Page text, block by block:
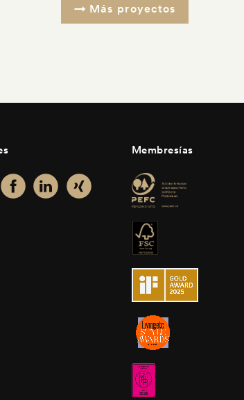
Más proyectos
Membresías